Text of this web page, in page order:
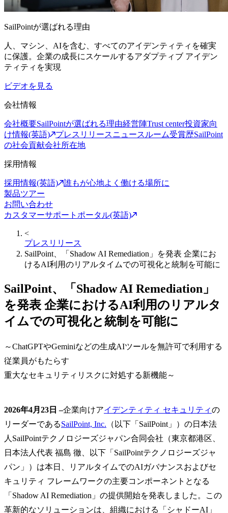
SailPointが選ばれる理由
人、マシン、AIを含む、すべてのアイデンティティを確実
に保護。企業の成長にスケールするアダプティブ アイデン
ティティを実現
ビデオを見る
会社情報
会社概要SailPointが選ばれる理由経営陣Trust center投資家向
け情報(英語)
プレスリリースニュースルーム受賞歴SailPoint
の社会貢献会社所在地
採用情報
採用情報(英語)
誰もが心地よく働ける場所に
製品ツアー
お問い合わせ
カスタマーサポートポータル(英語)
<
プレスリリース
SailPoint、「Shadow AI Remediation」を発表 企業にお
けるAI利用のリアルタイムでの可視化と統制を可能に
SailPoint、「Shadow AI Remediation」
を発表 企業におけるAI利用のリアルタ
イムでの可視化と統制を可能に
～ChatGPTやGeminiなどの生成AIツールを無許可で利用する
従業員がもたらす
重大なセキュリティリスクに対処する新機能～
2026年4月23日 –企業向けアイデンティティ セキュリティの
リーダーであるSailPoint, Inc. （以下「SailPoint」）の日本法
人SailPointテクノロジーズジャパン合同会社（東京都港区、
日本法人代表 福島 徹、以下「SailPointテクノロジーズジャ
パン」）は本日、リアルタイムでのAIガバナンスおよびセ
キュリティ フレームワークの主要コンポーネントとなる
「Shadow AI Remediation」の提供開始を発表しました。この
革新的なソリューションは、組織における「シャドーAI」